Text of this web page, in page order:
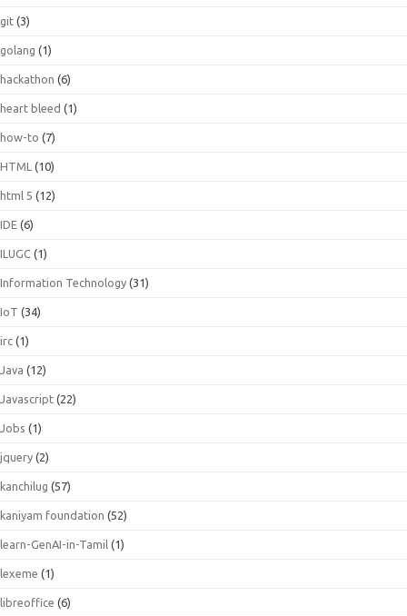
git (3)
golang (1)
hackathon (6)
heart bleed (1)
how-to (7)
HTML (10)
html 5 (12)
IDE (6)
ILUGC (1)
Information Technology (31)
IoT (34)
irc (1)
Java (12)
Javascript (22)
Jobs (1)
jquery (2)
kanchilug (57)
kaniyam foundation (52)
learn-GenAI-in-Tamil (1)
lexeme (1)
libreoffice (6)